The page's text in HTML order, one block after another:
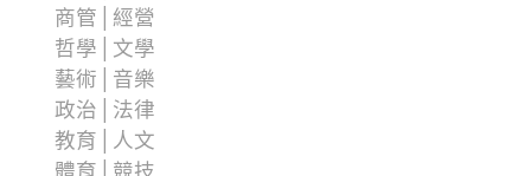
商管│經營
哲學│文學
藝術│音樂
政治│法律
教育│人文
體育│競技